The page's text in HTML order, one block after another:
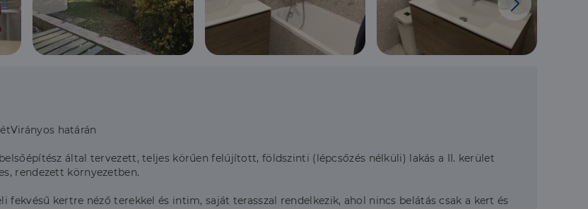
határán
által tervezett, teljes körűen felújított, földszinti (lépcsőzés nélküli) lakás a II. kerület
rendezett környezetben.
kertre néző terekkel és intim, saját terasszal rendelkezik, ahol nincs belátás csak a kert és